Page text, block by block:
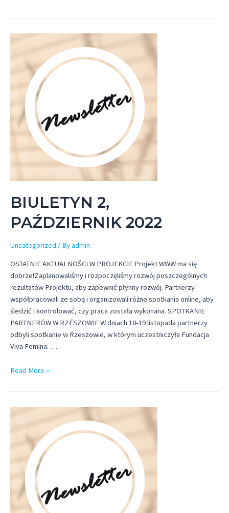
BIULETYN 2,
PAŹDZIERNIK 2022
Uncategorized / Byadmin
OSTATNIE AKTUALNOŚCI W PROJEKCIE Projekt WWW ma się
dobrze!Zaplanowaliśmy i rozpoczęliśmy rozwój poszczególnych
rezultatów Projektu, aby zapewnić płynny rozwój. Partnerzy
współpracowali ze sobą i organizowali różne spotkania online, aby
śledzić i kontrolować, czy praca została wykonana. SPOTKANIE
PARTNERÓW W RZÉSZOWIE W dniach 18-19 listopada partnerzy
odbyli spotkanie w Rzeszowie, w którym uczestniczyła Fundacja
Viva Femina. …
BIULETYN
PAŹDZIERNIK
2022
Read More »